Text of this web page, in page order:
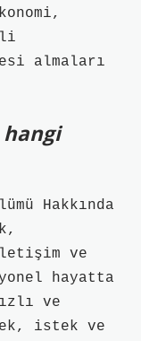
almaları
Hakkında
ve
hayatta
ve
istek ve